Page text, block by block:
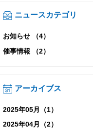
ニュースカテゴリ
お知らせ （4）
催事情報 （2）
アーカイブス
2025年05月（1）
2025年04月（2）